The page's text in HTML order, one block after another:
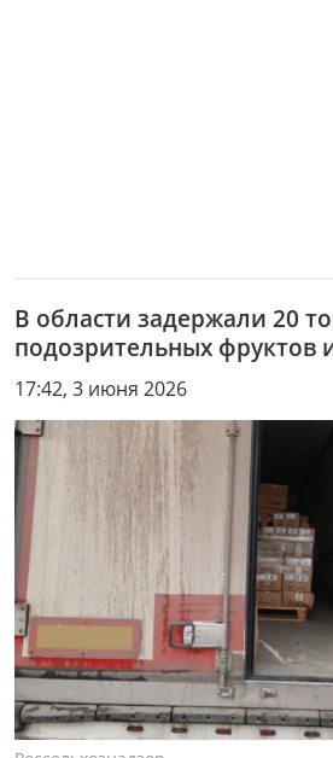
В области задержали 20
подозрительных фруктов
17:42, 3 июня 2026